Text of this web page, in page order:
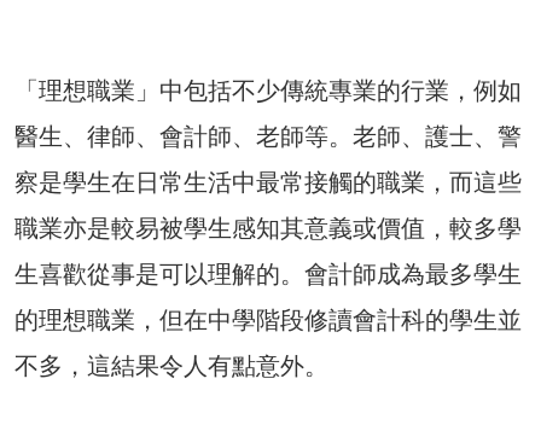
「理想職業」中包括不少傳統專業的行業，例如
醫生、律師、會計師、老師等。老師、護士、警
察是學生在日常生活中最常接觸的職業，而這些
職業亦是較易被學生感知其意義或價值，較多學
生喜歡從事是可以理解的。會計師成為最多學生
的理想職業，但在中學階段修讀會計科的學生並
不多，這結果令人有點意外。